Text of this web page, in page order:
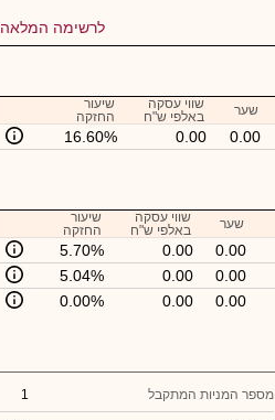
לרשימה המלאה
שער
שווי עסקה
באלפי ש"ח
שיעור
החזקה
0.00
0.00
16.60%
שער
שווי עסקה
באלפי ש"ח
שיעור
החזקה
0.00
0.00
5.70%
0.00
0.00
5.04%
0.00
0.00
0.00%
מספר המניות המתקבל 1